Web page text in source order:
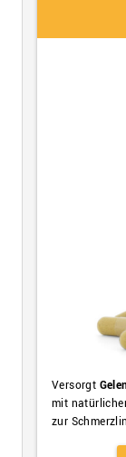
Versorgt
mit
zur